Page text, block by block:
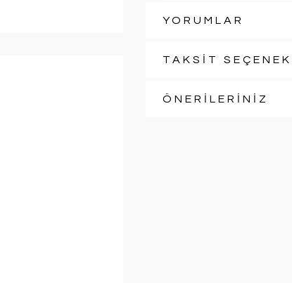
YORUMLAR
TAKSİT
ÖNERİLERİNİZ